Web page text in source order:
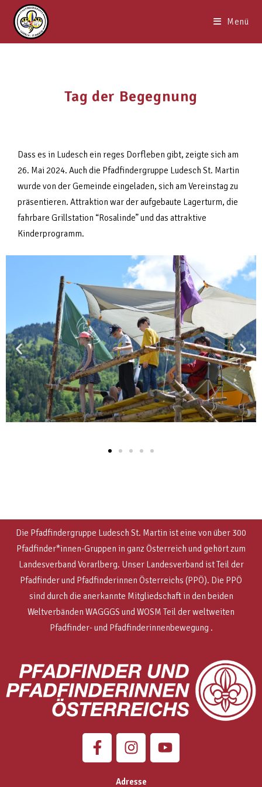
Menü
Tag der Begegnung
Dass es in Ludesch ein reges Dorfleben gibt, zeigte sich am
26. Mai 2024. Auch die Pfadfindergruppe Ludesch St. Martin
wurde von der Gemeinde eingeladen, sich am Vereinstag zu
präsentieren. Attraktion war der aufgebaute Lagerturm, die
fahrbare Grillstation “Rosalinde” und das attraktive
Kinderprogramm.
Die Pfadfindergruppe Ludesch St. Martin ist eine von über 300
Pfadfinder*innen-Gruppen in ganz Österreich und gehört zum
Landesverband Vorarlberg. Unser Landesverband ist Teil der
Pfadfinder und Pfadfinderinnen Österreichs (PPÖ). Die PPÖ
sind durch die anerkannte Mitgliedschaft in den beiden
Weltverbänden WAGGGS und WOSM Teil der weltweiten
Pfadfinder- und Pfadfinderinnenbewegung .
Adresse